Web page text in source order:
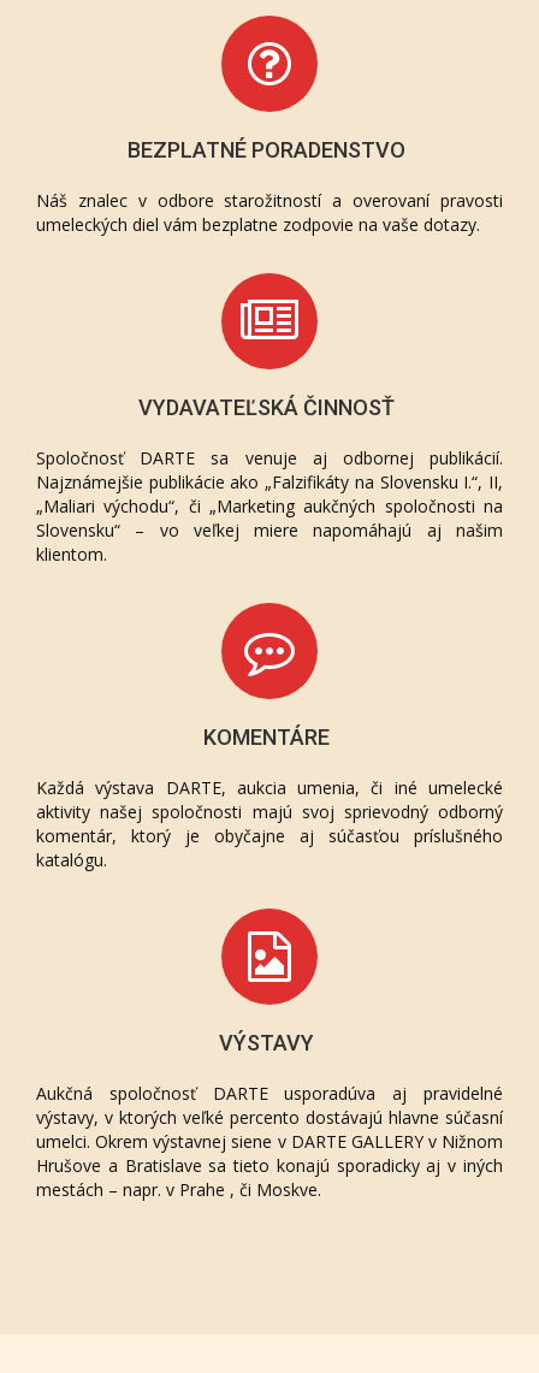
BEZPLATNÉ PORADENSTVO
Náš znalec v odbore starožitností a overovaní pravosti
umeleckých diel vám bezplatne zodpovie na vaše dotazy.
VYDAVATEĽSKÁ ČINNOSŤ
Spoločnosť DARTE sa venuje aj odbornej publikácií.
Najznámejšie publikácie ako „Falzifikáty na Slovensku I.“, II,
„Maliari východu“, či „Marketing aukčných spoločnosti na
Slovensku“ – vo veľkej miere napomáhajú aj našim
klientom.
KOMENTÁRE
Každá výstava DARTE, aukcia umenia, či iné umelecké
aktivity našej spoločnosti majú svoj sprievodný odborný
komentár, ktorý je obyčajne aj súčasťou príslušného
katalógu.
VÝSTAVY
Aukčná spoločnosť DARTE usporadúva aj pravidelné
výstavy, v ktorých veľké percento dostávajú hlavne súčasní
umelci. Okrem výstavnej siene v DARTE GALLERY v Nižnom
Hrušove a Bratislave sa tieto konajú sporadicky aj v iných
mestách – napr. v Prahe , či Moskve.